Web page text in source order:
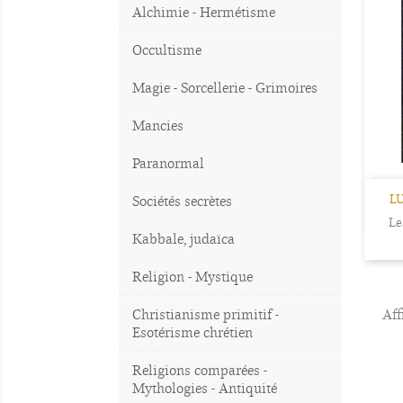
Alchimie - Hermétisme
Occultisme
Magie - Sorcellerie - Grimoires
Mancies
Paranormal
Sociétés secrètes
Kabbale, judaïca
Religion - Mystique
Christianisme primitif -
Esotérisme chrétien
Religions comparées -
Mythologies - Antiquité